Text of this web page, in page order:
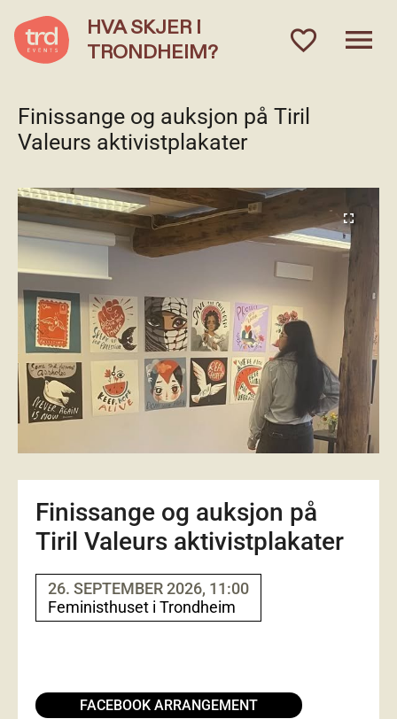
HVA SKJER I
TRONDHEIM?
favorite_outlinedmenu
Finissange og auksjon på Tiril
Valeurs aktivistplakater
fullscreen
Finissange og auksjon på
Tiril Valeurs aktivistplakater
26. SEPTEMBER 2026, 11:00
Feministhuset i Trondheim
FACEBOOK ARRANGEMENT